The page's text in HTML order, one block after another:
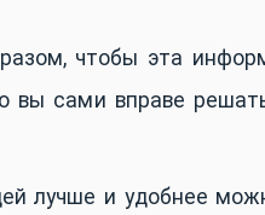
чтобы эта
вы сами вправе
лучше и удобнее